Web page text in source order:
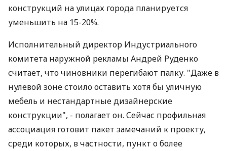
конструкций на улицах города планируется
уменьшить на 15-20%.
Исполнительный директор Индустриального
комитета наружной рекламы Андрей Руденко
считает, что чиновники перегибают палку. "Даже в
нулевой зоне стоило оставить хотя бы уличную
мебель и нестандартные дизайнерские
конструкции", - полагает он. Сейчас профильная
ассоциация готовит пакет замечаний к проекту,
среди которых, в частности, пункт о более